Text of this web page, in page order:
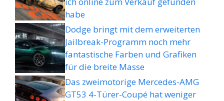
habe
Dodge bringt mit dem erweiterten
Jailbreak-Programm noch mehr
fantastische Farben und Grafiken
für die breite Masse
Das zweimotorige Mercedes-AMG
GT53 4-Türer-Coupé hat weniger